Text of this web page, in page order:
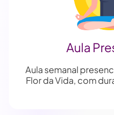
Aula
Aula semanal
Flor da Vida, com